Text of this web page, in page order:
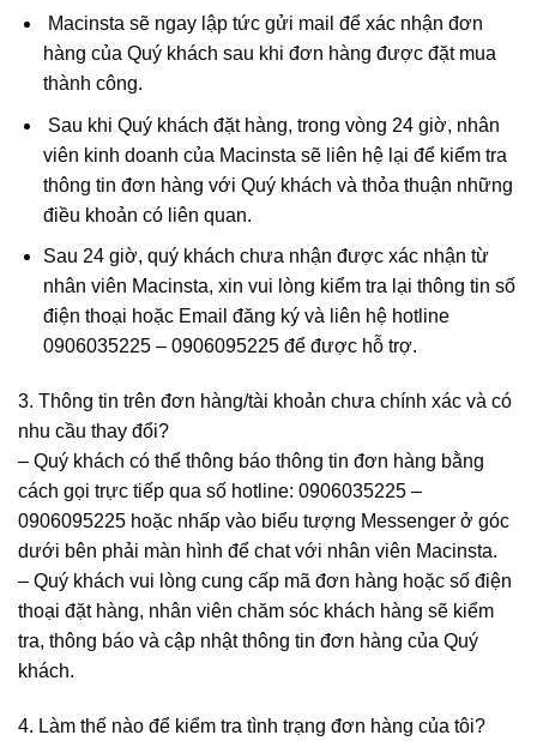
Macinsta sẽ ngay lập tức gửi mail để xác nhận đơn
hàng của Quý khách sau khi đơn hàng được đặt mua
thành công.
Sau khi Quý khách đặt hàng, trong vòng 24 giờ, nhân
viên kinh doanh của Macinsta sẽ liên hệ lại để kiểm tra
thông tin đơn hàng với Quý khách và thỏa thuận những
điều khoản có liên quan.
Sau 24 giờ, quý khách chưa nhận được xác nhận từ
nhân viên Macinsta, xin vui lòng kiểm tra lại thông tin số
điện thoại hoặc Email đăng ký và liên hệ hotline
0906035225 – 0906095225 để được hỗ trợ.
3. Thông tin trên đơn hàng/tài khoản chưa chính xác và có
nhu cầu thay đổi?
– Quý khách có thể thông báo thông tin đơn hàng bằng
cách gọi trực tiếp qua số hotline: 0906035225 –
0906095225 hoặc nhấp vào biểu tượng Messenger ở góc
dưới bên phải màn hình để chat với nhân viên Macinsta.
– Quý khách vui lòng cung cấp mã đơn hàng hoặc số điện
thoại đặt hàng, nhân viên chăm sóc khách hàng sẽ kiểm
tra, thông báo và cập nhật thông tin đơn hàng của Quý
khách.
4. Làm thế nào để kiểm tra tình trạng đơn hàng của tôi?